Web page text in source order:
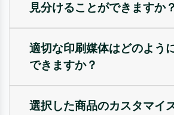
見分けることができますか？
適切な印刷媒体はどのよう
できますか？
選択した商品のカスタマイ